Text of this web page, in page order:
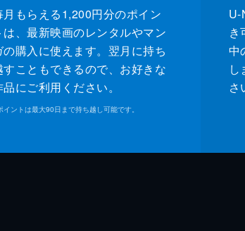
月もらえる1,200円分のポイン
は、最新映画のレンタルやマン
の購入に使えます。翌月に持ち
すこともできるので、お好きな
品にご利用ください。
イントは最大90日まで持ち越し可能です。
U-
き
中
さ